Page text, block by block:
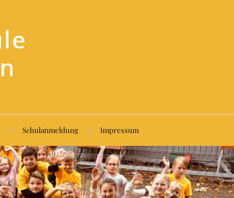
Schulanmeldung Impressum